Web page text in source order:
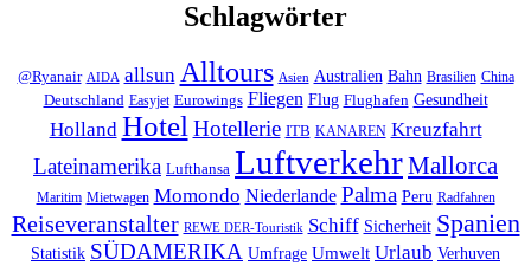
Schlagwörter
@Ryanair AIDA allsun Alltours Asien Australien Bahn Brasilien China
Deutschland Easyjet Eurowings Fliegen Flug Flughafen Gesundheit
Holland Hotel Hotellerie ITB KANAREN Kreuzfahrt
Lateinamerika Lufthansa LuftverkehrMallorca
Maritim Mietwagen Momondo Niederlande Palma Peru Radfahren
Reiseveranstalter REWE DER-Touristik Schiff Sicherheit Spanien
Statistik SÜDAMERIKA Umfrage Umwelt Urlaub Verhuven